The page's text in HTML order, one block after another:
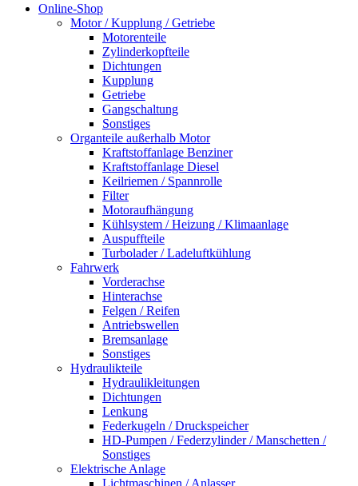
Online-Shop
Motor / Kupplung / Getriebe
Motorenteile
Zylinderkopfteile
Dichtungen
Kupplung
Getriebe
Gangschaltung
Sonstiges
Organteile außerhalb Motor
Kraftstoffanlage Benziner
Kraftstoffanlage Diesel
Keilriemen / Spannrolle
Filter
Motoraufhängung
Kühlsystem / Heizung / Klimaanlage
Auspuffteile
Turbolader / Ladeluftkühlung
Fahrwerk
Vorderachse
Hinterachse
Felgen / Reifen
Antriebswellen
Bremsanlage
Sonstiges
Hydraulikteile
Hydraulikleitungen
Dichtungen
Lenkung
Federkugeln / Druckspeicher
HD-Pumpen / Federzylinder / Manschetten /
Sonstiges
Elektrische Anlage
Lichtmaschinen / Anlasser